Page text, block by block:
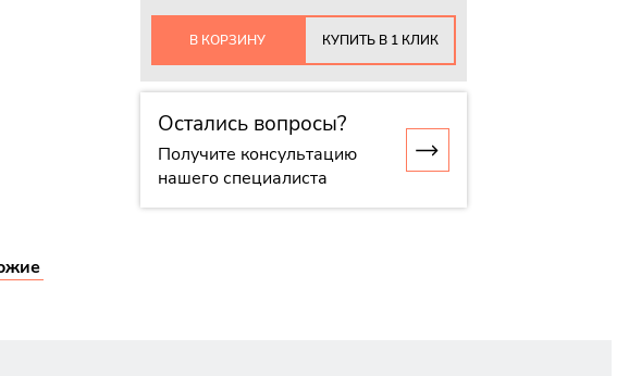
В КОРЗИНУ КУПИТЬ В 1 КЛИК
Остались вопросы?
Получите консультацию
нашего специалиста